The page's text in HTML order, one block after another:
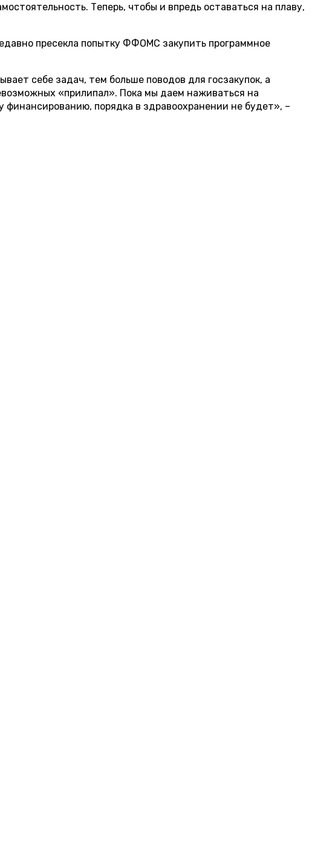
Теперь, чтобы и впредь оставаться на плаву,
пресекла попытку ФФОМС закупить программное
себе задач, тем больше поводов для госзакупок, а
«прилипал». Пока мы даем наживаться на
порядка в здравоохранении не будет», –